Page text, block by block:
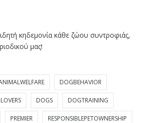
κηδεμονία κάθε ζώου συντροφιάς,
μας!
DOGBEHAVIOR
DOGS DOGTRAINING
PREMIER RESPONSIBLEPETOWNERSHIP